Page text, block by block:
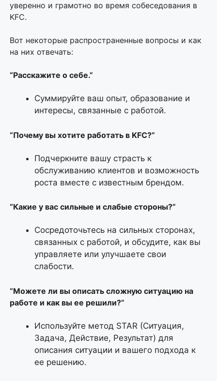
уверенно и грамотно во время собеседования в
KFC.
Вот некоторые распространенные вопросы и как
на них отвечать:
“Расскажите о себе.”
Суммируйте ваш опыт, образование и
интересы, связанные с работой.
“Почему вы хотите работать в KFC?”
Подчеркните вашу страсть к
обслуживанию клиентов и возможность
роста вместе с известным брендом.
“Какие у вас сильные и слабые стороны?”
Сосредоточьтесь на сильных сторонах,
связанных с работой, и обсудите, как вы
управляете или улучшаете свои
слабости.
“Можете ли вы описать сложную ситуацию на
работе и как вы ее решили?”
Используйте метод STAR (Ситуация,
Задача, Действие, Результат) для
описания ситуации и вашего подхода к
ее решению.